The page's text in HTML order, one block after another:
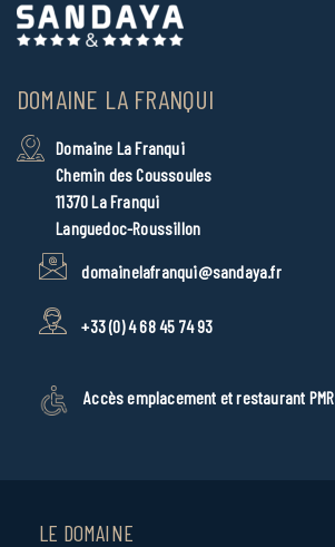
DOMAINE LA FRANQUI
Domaine La Franqui
Chemin des Coussoules
11370 La Franqui
Languedoc-Roussillon
domainelafranqui@sandaya.fr
+33 (0) 4 68 45 74 93
Accès emplacement et restaurant PMR
LE DOMAINE